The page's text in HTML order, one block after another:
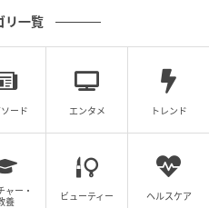
リ一覧
ード エンタメ トレンド
ャー・
養
ビューティー ヘルスケア